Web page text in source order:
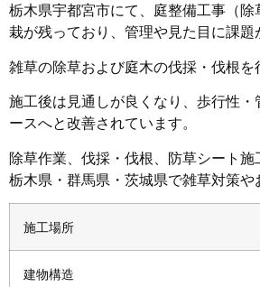
栃木県宇都宮市にて、庭整備工事（
栽が残っており、管理や見た目に課題
雑草の除草および庭木の伐採・伐根
施工後は見通しが良くなり、歩行性
ースへと改善されています。
除草作業、伐採・伐根、防草シート施
栃木県・群馬県・茨城県で雑草対策や
施工場所
建物構造